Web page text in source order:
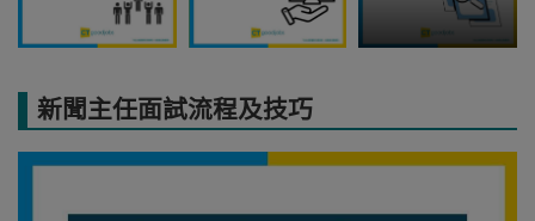
新聞主任面試流程及技巧